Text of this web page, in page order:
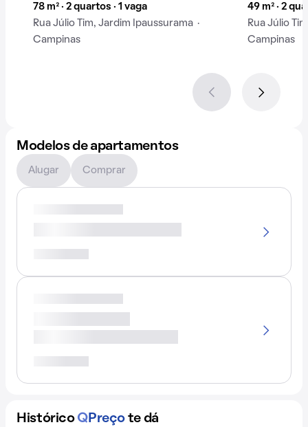
78 m² · 2 quartos · 1 vaga
Rua Júlio Tim, Jardim Ipaussurama ·
Campinas
49 m² · 2
Rua Júlio
Campinas
Modelos de apartamentos
Alugar Comprar
Histórico QPreço te dá